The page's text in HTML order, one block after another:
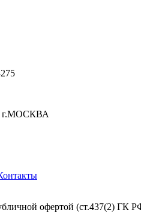
офертой (ст.437(2) ГК